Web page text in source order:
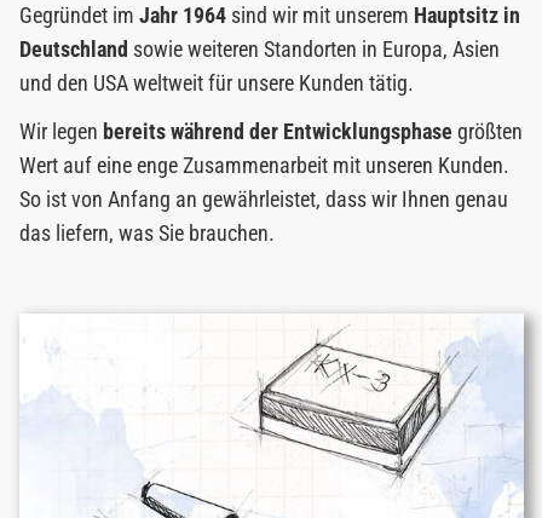
Gegründet im Jahr 1964sind wir mit unserem Hauptsitz in
Deutschland sowie weiteren Standorten in Europa, Asien
und den USA weltweit für unsere Kunden tätig.
Wir legen bereits während der Entwicklungsphase größten
Wert auf eine enge Zusammenarbeit mit unseren Kunden.
So ist von Anfang an gewährleistet, dass wir Ihnen genau
das liefern, was Sie brauchen.